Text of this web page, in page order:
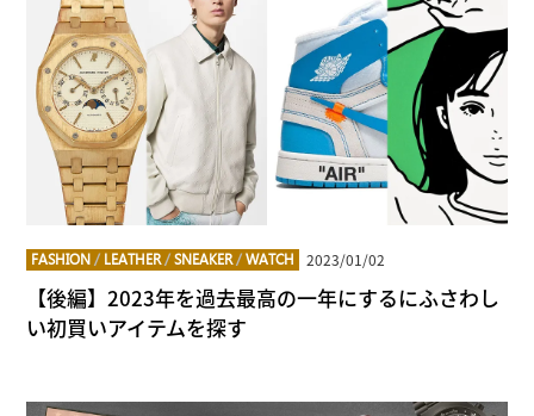
FASHION / LEATHER/SNEAKER/WATCH 2023/01/02
【後編】2023年を過去最高の一年にするにふさわし
い初買いアイテムを探す